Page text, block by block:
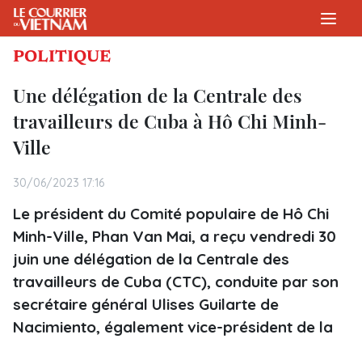
POLITIQUE
Une délégation de la Centrale des
travailleurs de Cuba à Hô Chi Minh-
Ville
30/06/2023 17:16
Le président du Comité populaire de Hô Chi
Minh-Ville, Phan Van Mai, a reçu vendredi 30
juin une délégation de la Centrale des
travailleurs de Cuba (CTC), conduite par son
secrétaire général Ulises Guilarte de
Nacimiento, également vice-président de la